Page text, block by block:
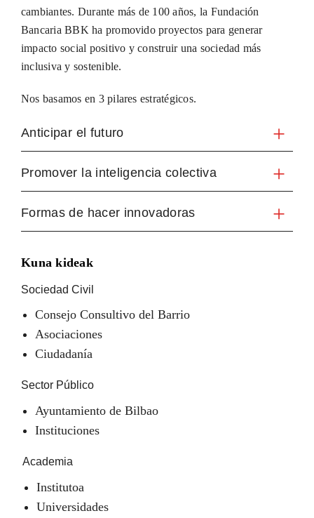
cambiantes. Durante más de 100 años, la Fundación
Bancaria BBK ha promovido proyectos para generar
impacto social positivo y construir una sociedad más
inclusiva y sostenible.
Nos basamos en 3 pilares estratégicos.
Anticipar el futuro
Promover la inteligencia colectiva
Formas de hacer innovadoras
Kuna kideak
Sociedad Civil
Consejo Consultivo del Barrio
Asociaciones
Ciudadanía
Sector Público
Ayuntamiento de Bilbao
Instituciones
Academia
Institutoa
Universidades